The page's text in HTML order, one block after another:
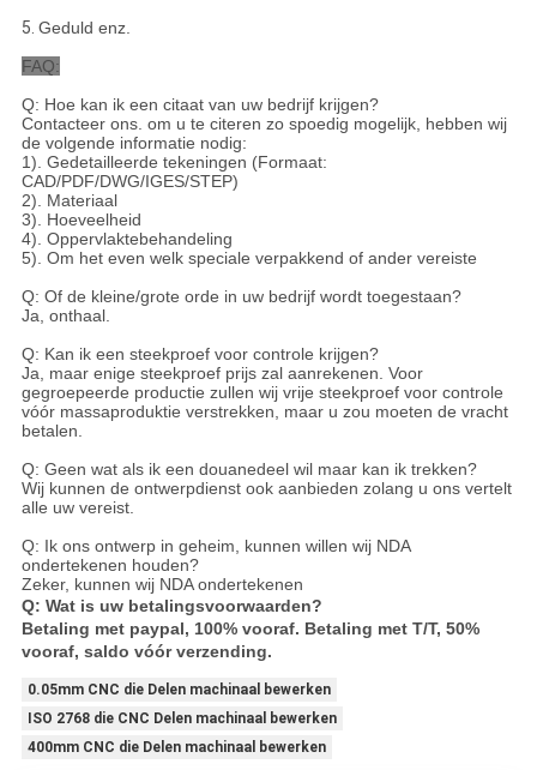
5. Geduld enz.
FAQ:
Q: Hoe kan ik een citaat van uw bedrijf krijgen?
Contacteer ons. om u te citeren zo spoedig mogelijk, hebben wij
de volgende informatie nodig:
1). Gedetailleerde tekeningen (Formaat:
CAD/PDF/DWG/IGES/STEP)
2). Materiaal
3). Hoeveelheid
4). Oppervlaktebehandeling
5). Om het even welk speciale verpakkend of ander vereiste
Q: Of de kleine/grote orde in uw bedrijf wordt toegestaan?
Ja, onthaal.
Q: Kan ik een steekproef voor controle krijgen?
Ja, maar enige steekproef prijs zal aanrekenen. Voor
gegroepeerde productie zullen wij vrije steekproef voor controle
vóór massaproduktie verstrekken, maar u zou moeten de vracht
betalen.
Q: Geen wat als ik een douanedeel wil maar kan ik trekken?
Wij kunnen de ontwerpdienst ook aanbieden zolang u ons vertelt
alle uw vereist.
Q: Ik ons ontwerp in geheim, kunnen willen wij NDA
ondertekenen houden?
Zeker, kunnen wij NDA ondertekenen
Q: Wat is uw betalingsvoorwaarden?
Betaling met paypal, 100% vooraf. Betaling met T/T, 50%
vooraf, saldo vóór verzending.
0.05mm CNC die Delen machinaal bewerken
ISO 2768 die CNC Delen machinaal bewerken
400mm CNC die Delen machinaal bewerken